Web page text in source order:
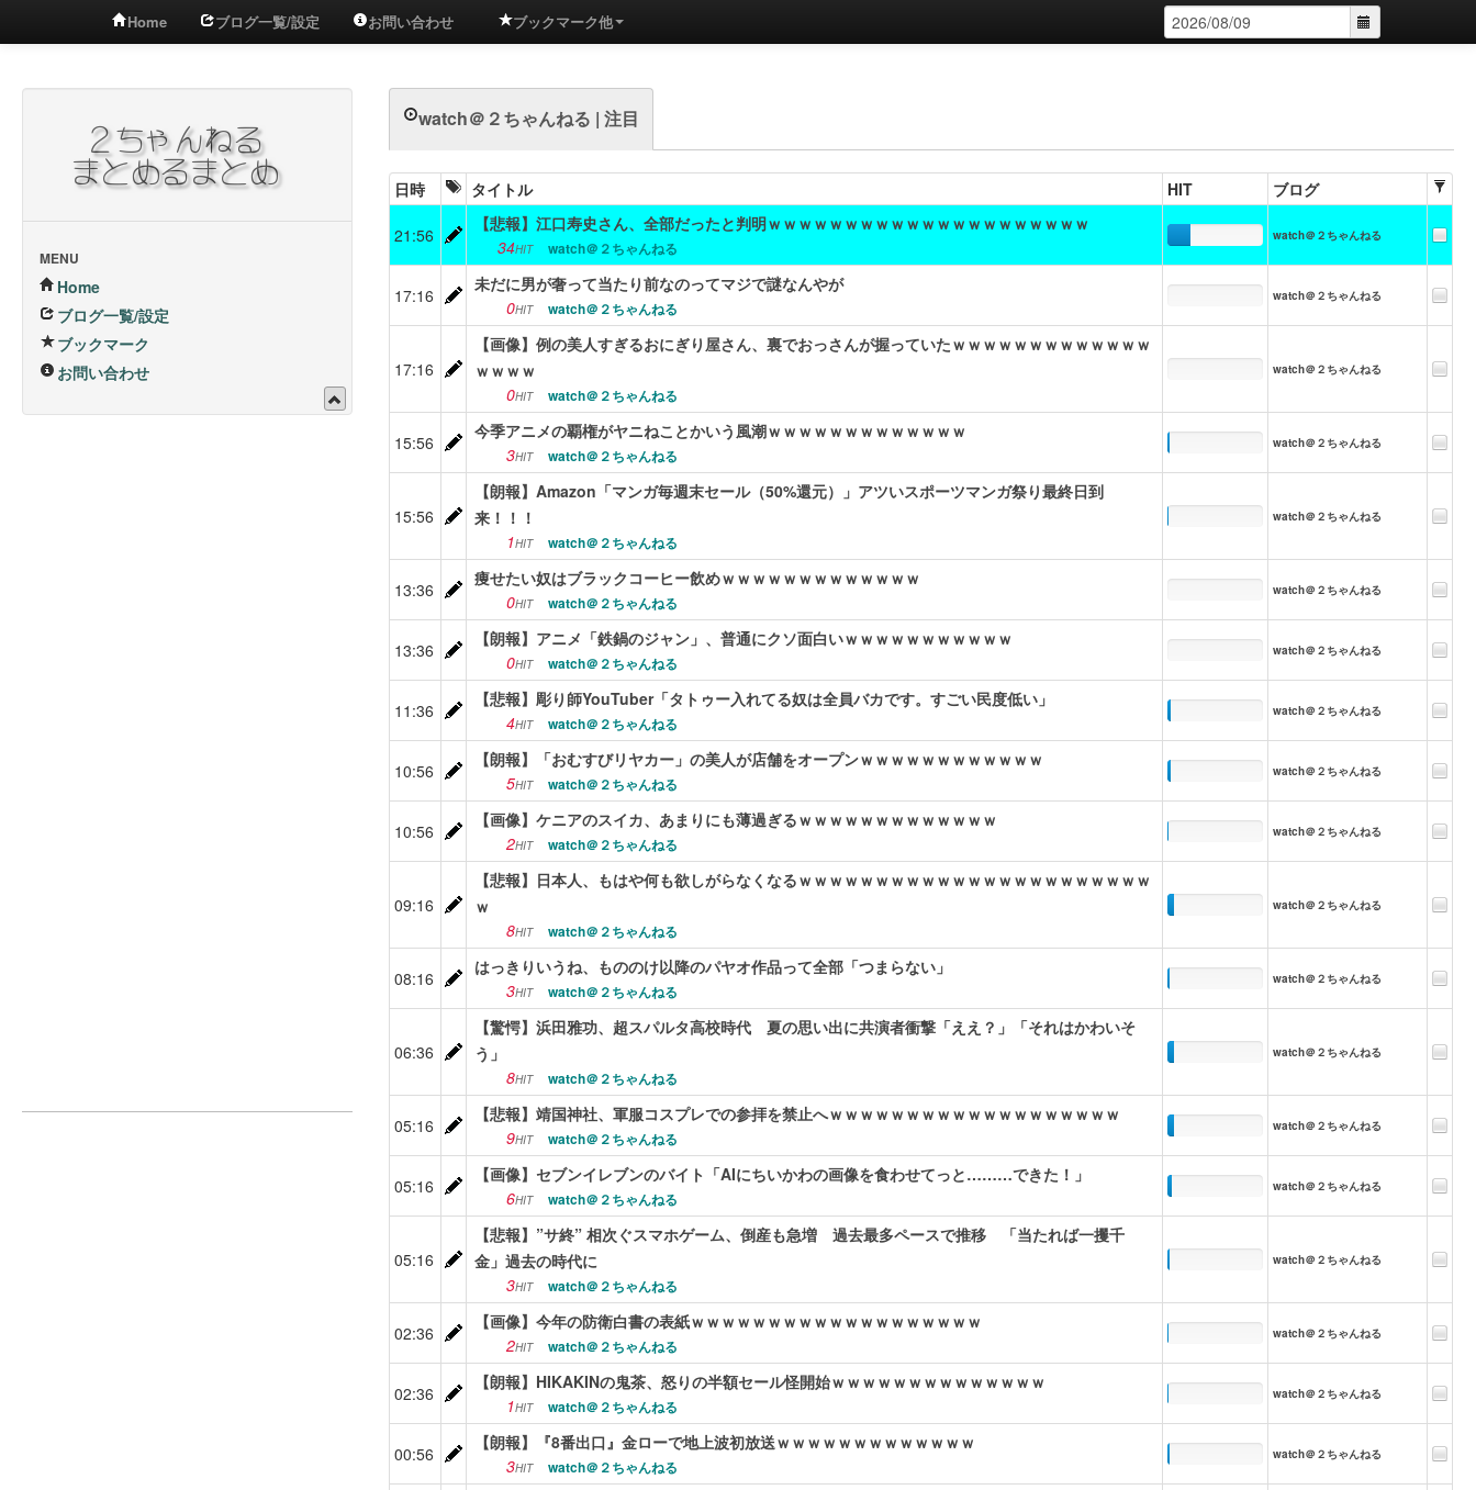
Home ブログ一覧/設定 お問い合わせ ブックマーク他
MENU
Home
ブログ一覧/設定
ブックマーク
お問い合わせ
watch＠２ちゃんねる | 注目
日時 タイトル HIT ブログ
21:56
【悲報】江口寿史さん、全部だったと判明ｗｗｗｗｗｗｗｗｗｗｗｗｗｗｗｗｗｗｗｗｗ
34HIT watch＠２ちゃんねる
watch＠２ちゃんねる
17:16
未だに男が奢って当たり前なのってマジで謎なんやが
0HIT watch＠２ちゃんねる
watch＠２ちゃんねる
17:16
【画像】例の美人すぎるおにぎり屋さん、裏でおっさんが握っていたｗｗｗｗｗｗｗｗｗｗｗｗｗ
ｗｗｗｗ
0HIT watch＠２ちゃんねる
watch＠２ちゃんねる
15:56
今季アニメの覇権がヤニねことかいう風潮ｗｗｗｗｗｗｗｗｗｗｗｗｗ
3HIT watch＠２ちゃんねる
watch＠２ちゃんねる
15:56
【朗報】Amazon「マンガ毎週末セール（50%還元）」アツいスポーツマンガ祭り最終日到
来！！！
1HIT watch＠２ちゃんねる
watch＠２ちゃんねる
13:36
痩せたい奴はブラックコーヒー飲めｗｗｗｗｗｗｗｗｗｗｗｗｗ
0HIT watch＠２ちゃんねる
watch＠２ちゃんねる
13:36
【朗報】アニメ「鉄鍋のジャン」、普通にクソ面白いｗｗｗｗｗｗｗｗｗｗｗ
0HIT watch＠２ちゃんねる
watch＠２ちゃんねる
11:36
【悲報】彫り師YouTuber「タトゥー入れてる奴は全員バカです。すごい民度低い」
4HIT watch＠２ちゃんねる
watch＠２ちゃんねる
10:56
【朗報】「おむすびリヤカー」の美人が店舗をオープンｗｗｗｗｗｗｗｗｗｗｗｗ
5HIT watch＠２ちゃんねる
watch＠２ちゃんねる
10:56
【画像】ケニアのスイカ、あまりにも薄過ぎるｗｗｗｗｗｗｗｗｗｗｗｗｗ
2HIT watch＠２ちゃんねる
watch＠２ちゃんねる
09:16
【悲報】日本人、もはや何も欲しがらなくなるｗｗｗｗｗｗｗｗｗｗｗｗｗｗｗｗｗｗｗｗｗｗｗ
ｗ
8HIT watch＠２ちゃんねる
watch＠２ちゃんねる
08:16
はっきりいうね、もののけ以降のパヤオ作品って全部「つまらない」
3HIT watch＠２ちゃんねる
watch＠２ちゃんねる
06:36
【驚愕】浜田雅功、超スパルタ高校時代 夏の思い出に共演者衝撃「ええ？」「それはかわいそ
う」
8HIT watch＠２ちゃんねる
watch＠２ちゃんねる
05:16
【悲報】靖国神社、軍服コスプレでの参拝を禁止へｗｗｗｗｗｗｗｗｗｗｗｗｗｗｗｗｗｗｗ
9HIT watch＠２ちゃんねる
watch＠２ちゃんねる
05:16
【画像】セブンイレブンのバイト「AIにちいかわの画像を食わせてっと………できた！」
6HIT watch＠２ちゃんねる
watch＠２ちゃんねる
05:16
【悲報】”サ終” 相次ぐスマホゲーム、倒産も急増 過去最多ペースで推移 「当たれば一攫千
金」過去の時代に
3HIT watch＠２ちゃんねる
watch＠２ちゃんねる
02:36
【画像】今年の防衛白書の表紙ｗｗｗｗｗｗｗｗｗｗｗｗｗｗｗｗｗｗｗ
2HIT watch＠２ちゃんねる
watch＠２ちゃんねる
02:36
【朗報】HIKAKINの鬼茶、怒りの半額セール怪開始ｗｗｗｗｗｗｗｗｗｗｗｗｗｗ
1HIT watch＠２ちゃんねる
watch＠２ちゃんねる
00:56
【朗報】『8番出口』金ローで地上波初放送ｗｗｗｗｗｗｗｗｗｗｗｗｗ
3HIT watch＠２ちゃんねる
watch＠２ちゃんねる